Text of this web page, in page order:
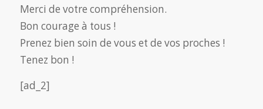
Merci de votre compréhension.
Bon courage à tous !
Prenez bien soin de vous et de vos proches !
Tenez bon !
[ad_2]